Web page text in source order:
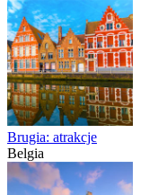
Brugia: atrakcje
Belgia